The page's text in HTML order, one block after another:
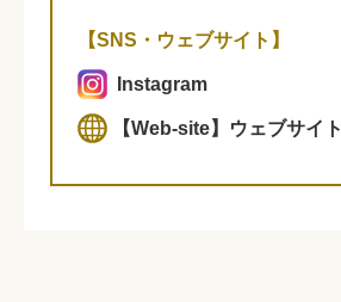
【SNS・ウェブサイト】
Instagram
【Web-site】ウェブサイト